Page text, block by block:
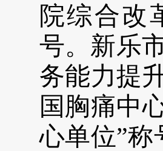
院综合改
号。新乐
务能力提
国胸痛中
心单位”称